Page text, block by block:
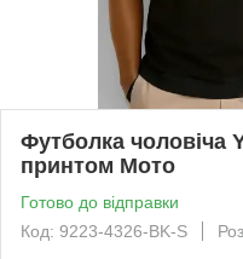
Футболка чоловіча
принтом Мото
Готово до відправки
Код: 9223-4326-BK-S